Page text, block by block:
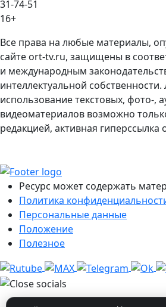
31-74-51
16+
Все права на любые материалы,
сайте ort-tv.ru, защищены в
и международным
интеллектуальной
использование текстовых, фото-,
видеоматериалов возможно
редакцией, активная гиперссылка
Ресурс может содержать
Политика
Персональные данные
Положение
Полезное